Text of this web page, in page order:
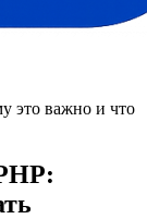
это важно и что